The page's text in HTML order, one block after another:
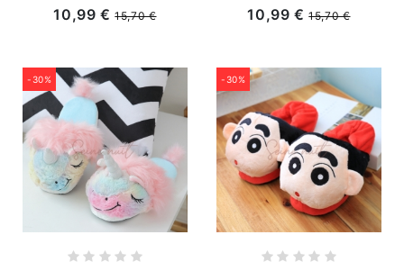
10,99 €15,70 € 10,99 €15,70 €
-30% -30%